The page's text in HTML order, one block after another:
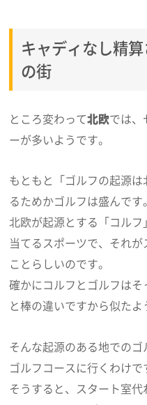
キャディなし精
の街
ところ変わって北欧では、
ーが多いようです。
もともと「ゴルフの起源
るためかゴルフは盛んです。
北欧が起源とする「コル
当てるスポーツで、それ
ことらしいのです。
確かにコルフとゴルフは
と棒の違いですから似たよ
そんな起源のある地での
ゴルフコースに行くわけで
そうすると、スタート室代